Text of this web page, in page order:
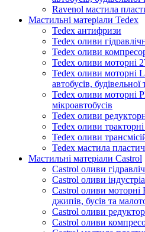
Ravenol мастила
Мастильні матеріали Tedex
Tedex антифризи
Tedex оливи
Tedex оливи
Tedex оливи моторні
Tedex оливи моторні
автобусів,
Tedex оливи моторні
мікроавтобусів
Tedex оливи
Tedex оливи
Tedex оливи
Tedex мастила
Мастильні матеріали Castrol
Castrol оливи
Castrol оливи
Castrol оливи моторні
джипів, бусів та
Castrol оливи
Castrol оливи